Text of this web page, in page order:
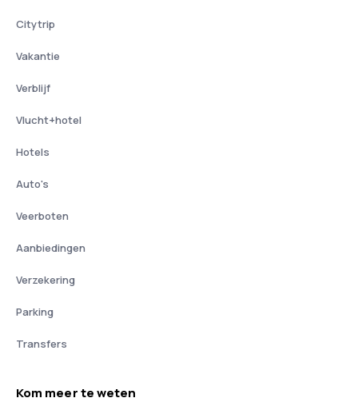
Citytrip
Vakantie
Verblijf
Vlucht+hotel
Hotels
Auto's
Veerboten
Aanbiedingen
Verzekering
Parking
Transfers
Kom meer te weten